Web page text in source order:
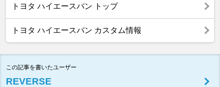
トヨタ ハイエースバン トップ
トヨタ ハイエースバン カスタム情報
この記事を書いたユーザー
REVERSE